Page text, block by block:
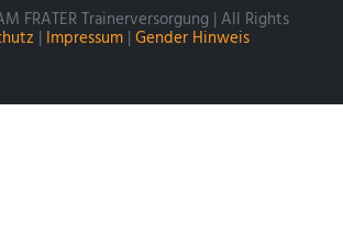
FRATER Trainerversorgung | All Rights
| Impressum | Gender Hinweis